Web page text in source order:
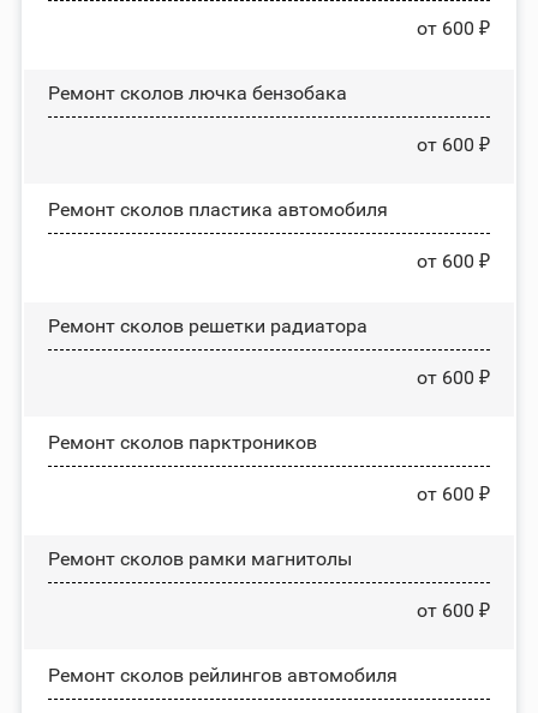
от 600 ₽
Ремонт сколов лючка бензобака
от 600 ₽
Ремонт сколов пластика автомобиля
от 600 ₽
Ремонт сколов решетки радиатора
от 600 ₽
Ремонт сколов парктроников
от 600 ₽
Ремонт сколов рамки магнитолы
от 600 ₽
Ремонт сколов рейлингов автомобиля